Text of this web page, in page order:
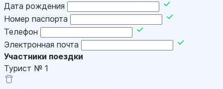
Дата рождения
Номер паспорта
Телефон
Электронная почта
Участники поездки
Турист № 1